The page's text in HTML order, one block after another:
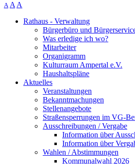
A A A
Rathaus - Verwaltung
Bürgerbüro und
Was erledige ich wo?
Mitarbeiter
Organigramm
Kulturraum Ampertal e.V.
Haushaltspläne
Aktuelles
Veranstaltungen
Bekanntmachungen
Stellenangebote
Straßensperrungen im VG-
Ausschreibungen / Vergabe
Information über
Information über
Wahlen / Abstimmungen
Kommunalwahl 2026